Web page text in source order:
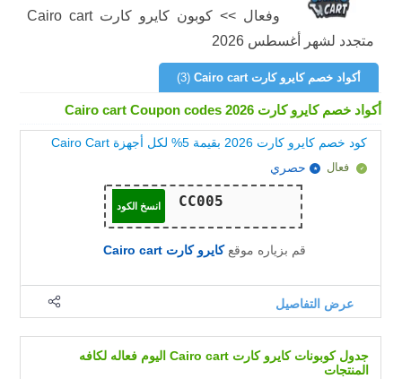
وفعال >> كوبون كايرو كارت Cairo cart
متجدد لشهر أغسطس 2026
أكواد خصم كايرو كارت Cairo cart (3)
أكواد خصم كايرو كارت Cairo cart Coupon codes 2026
كود خصم كايرو كارت 2026 بقيمة 5% لكل أجهزة Cairo Cart
فعال حصري
انسخ الكود
قم بزياره موقعكايرو كارت Cairo cart
عرض التفاصيل
جدول كوبونات كايرو كارت Cairo cart اليوم فعاله لكافه
المنتجات